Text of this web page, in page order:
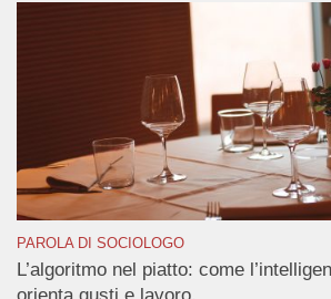
PAROLA DI SOCIOLOGO
L’algoritmo nel piatto: come